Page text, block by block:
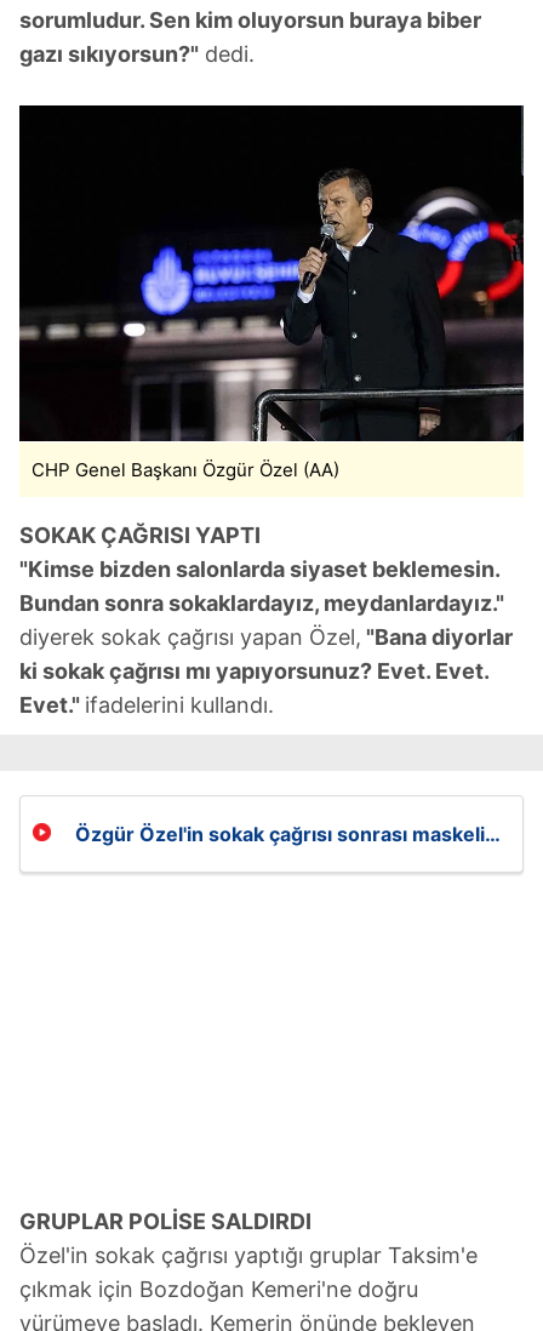
sorumludur. Sen kim oluyorsun buraya biber
gazı sıkıyorsun?" dedi.
CHP Genel Başkanı Özgür Özel (AA)
SOKAK ÇAĞRISI YAPTI
"Kimse bizden salonlarda siyaset beklemesin.
Bundan sonra sokaklardayız, meydanlardayız."
diyerek sokak çağrısı yapan Özel, "Bana diyorlar
ki sokak çağrısı mı yapıyorsunuz? Evet. Evet.
Evet." ifadelerini kullandı.
Özgür Özel'in sokak çağrısı sonrası maskeli
GRUPLAR POLİSE SALDIRDI
Özel'in sokak çağrısı yaptığı gruplar Taksim'e
çıkmak için Bozdoğan Kemeri'ne doğru
yürümeye başladı. Kemerin önünde bekleyen